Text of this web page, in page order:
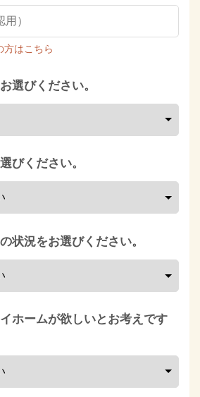
方はこちら
選びください。
びください。
状況をお選びください。
ホームが欲しいとお考えです